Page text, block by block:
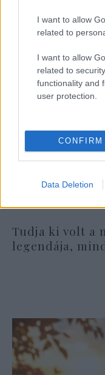
I want to allow
related to
I want to allow
related to
functionality and
user protection.
CONFIRM
Data Deletion
Tudja ki volt a
legendája,